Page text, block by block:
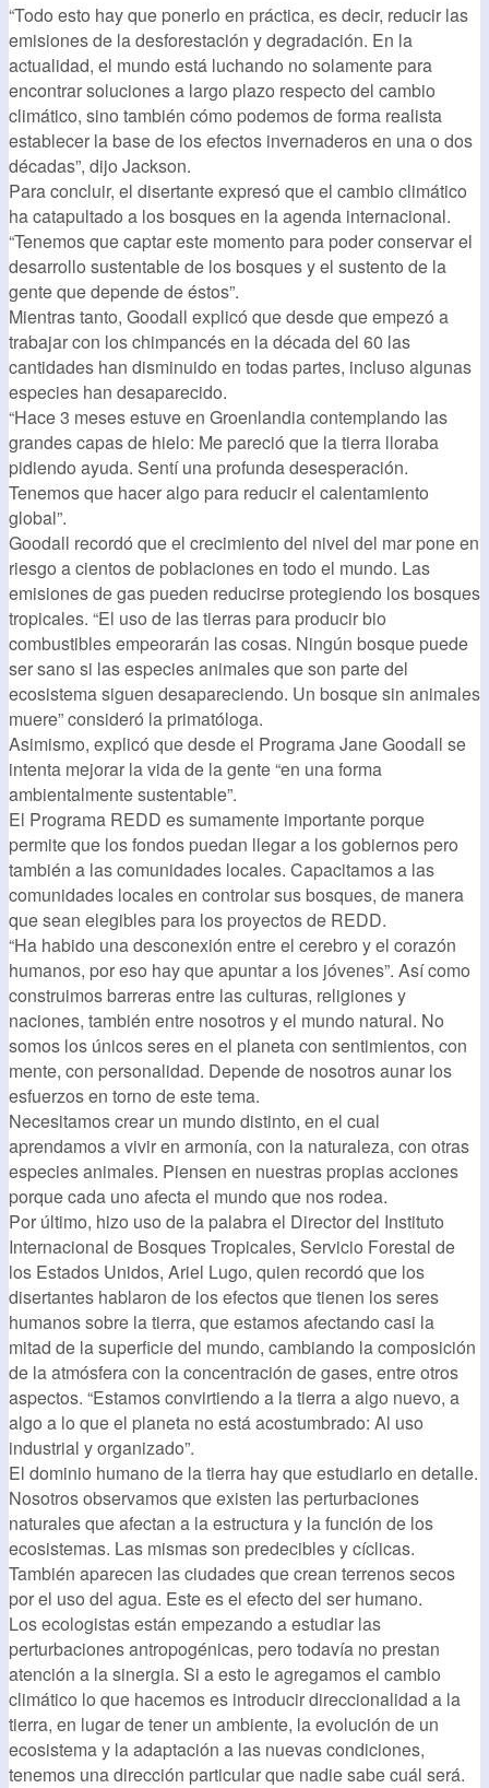
“Todo esto hay que ponerlo en práctica, es decir, reducir las
emisiones de la desforestación y degradación. En la
actualidad, el mundo está luchando no solamente para
encontrar soluciones a largo plazo respecto del cambio
climático, sino también cómo podemos de forma realista
establecer la base de los efectos invernaderos en una o dos
décadas”, dijo Jackson.
Para concluir, el disertante expresó que el cambio climático
ha catapultado a los bosques en la agenda internacional.
“Tenemos que captar este momento para poder conservar el
desarrollo sustentable de los bosques y el sustento de la
gente que depende de éstos”.
Mientras tanto, Goodall explicó que desde que empezó a
trabajar con los chimpancés en la década del 60 las
cantidades han disminuido en todas partes, incluso algunas
especies han desaparecido.
“Hace 3 meses estuve en Groenlandia contemplando las
grandes capas de hielo: Me pareció que la tierra lloraba
pidiendo ayuda. Sentí una profunda desesperación.
Tenemos que hacer algo para reducir el calentamiento
global”.
Goodall recordó que el crecimiento del nivel del mar pone en
riesgo a cientos de poblaciones en todo el mundo. Las
emisiones de gas pueden reducirse protegiendo los bosques
tropicales. “El uso de las tierras para producir bio
combustibles empeorarán las cosas. Ningún bosque puede
ser sano si las especies animales que son parte del
ecosistema siguen desapareciendo. Un bosque sin animales
muere” consideró la primatóloga.
Asimismo, explicó que desde el Programa Jane Goodall se
intenta mejorar la vida de la gente “en una forma
ambientalmente sustentable”.
El Programa REDD es sumamente importante porque
permite que los fondos puedan llegar a los gobiernos pero
también a las comunidades locales. Capacitamos a las
comunidades locales en controlar sus bosques, de manera
que sean elegibles para los proyectos de REDD.
“Ha habido una desconexión entre el cerebro y el corazón
humanos, por eso hay que apuntar a los jóvenes”. Así como
construimos barreras entre las culturas, religiones y
naciones, también entre nosotros y el mundo natural. No
somos los únicos seres en el planeta con sentimientos, con
mente, con personalidad. Depende de nosotros aunar los
esfuerzos en torno de este tema.
Necesitamos crear un mundo distinto, en el cual
aprendamos a vivir en armonía, con la naturaleza, con otras
especies animales. Piensen en nuestras propias acciones
porque cada uno afecta el mundo que nos rodea.
Por último, hizo uso de la palabra el Director del Instituto
Internacional de Bosques Tropicales, Servicio Forestal de
los Estados Unidos, Ariel Lugo, quien recordó que los
disertantes hablaron de los efectos que tienen los seres
humanos sobre la tierra, que estamos afectando casi la
mitad de la superficie del mundo, cambiando la composición
de la atmósfera con la concentración de gases, entre otros
aspectos. “Estamos convirtiendo a la tierra a algo nuevo, a
algo a lo que el planeta no está acostumbrado: Al uso
industrial y organizado”.
El dominio humano de la tierra hay que estudiarlo en detalle.
Nosotros observamos que existen las perturbaciones
naturales que afectan a la estructura y la función de los
ecosistemas. Las mismas son predecibles y cíclicas.
También aparecen las ciudades que crean terrenos secos
por el uso del agua. Este es el efecto del ser humano.
Los ecologistas están empezando a estudiar las
perturbaciones antropogénicas, pero todavía no prestan
atención a la sinergia. Si a esto le agregamos el cambio
climático lo que hacemos es introducir direccionalidad a la
tierra, en lugar de tener un ambiente, la evolución de un
ecosistema y la adaptación a las nuevas condiciones,
tenemos una dirección particular que nadie sabe cuál será.